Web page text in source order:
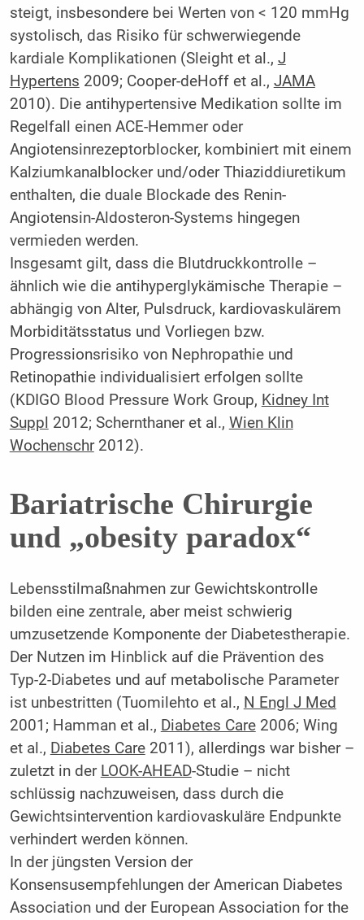
steigt, insbesondere bei Werten von < 120 mmHg
systolisch, das Risiko für schwerwiegende
kardiale Komplikationen (Sleight et al., J
Hypertens 2009; Cooper-deHoff et al., JAMA
2010). Die antihypertensive Medikation sollte im
Regelfall einen ACE-Hemmer oder
Angiotensinrezeptorblocker, kombiniert mit einem
Kalziumkanalblocker und/oder Thiaziddiuretikum
enthalten, die duale Blockade des Renin-
Angiotensin-Aldosteron-Systems hingegen
vermieden werden.
Insgesamt gilt, dass die Blutdruckkontrolle –
ähnlich wie die antihyperglykämische Therapie –
abhängig von Alter, Pulsdruck, kardiovaskulärem
Morbiditätsstatus und Vorliegen bzw.
Progressionsrisiko von Nephropathie und
Retinopathie individualisiert erfolgen sollte
(KDIGO Blood Pressure Work Group, Kidney Int
Suppl 2012; Schernthaner et al., Wien Klin
Wochenschr2012).
Bariatrische Chirurgie
und „obesity paradox“
Lebensstilmaßnahmen zur Gewichtskontrolle
bilden eine zentrale, aber meist schwierig
umzusetzende Komponente der Diabetestherapie.
Der Nutzen im Hinblick auf die Prävention des
Typ-2-Diabetes und auf metabolische Parameter
ist unbestritten (Tuomilehto et al., N Engl J Med
2001; Hamman et al., Diabetes Care2006; Wing
et al., Diabetes Care2011), allerdings war bisher –
zuletzt in der LOOK-AHEAD-Studie – nicht
schlüssig nachzuweisen, dass durch die
Gewichtsintervention kardiovaskuläre Endpunkte
verhindert werden können.
In der jüngsten Version der
Konsensusempfehlungen der American Diabetes
Association und der European Associa­tion for the